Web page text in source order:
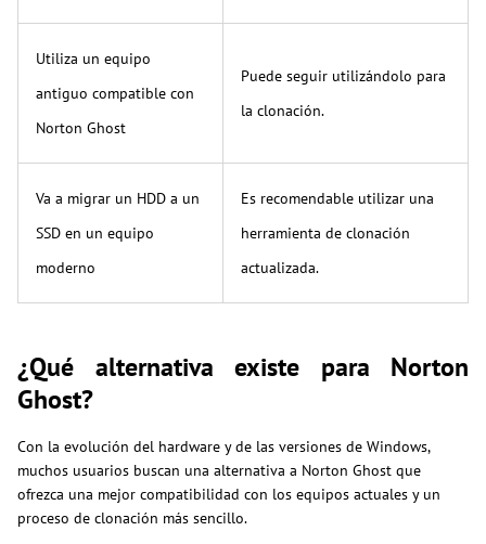
Utiliza un equipo
antiguo compatible con
Norton Ghost
Puede seguir utilizándolo para
la clonación.
Va a migrar un HDD a un
SSD en un equipo
moderno
Es recomendable utilizar una
herramienta de clonación
actualizada.
¿Qué alternativa existe para Norton
Ghost?
Con la evolución del hardware y de las versiones de Windows,
muchos usuarios buscan una alternativa a Norton Ghost que
ofrezca una mejor compatibilidad con los equipos actuales y un
proceso de clonación más sencillo.